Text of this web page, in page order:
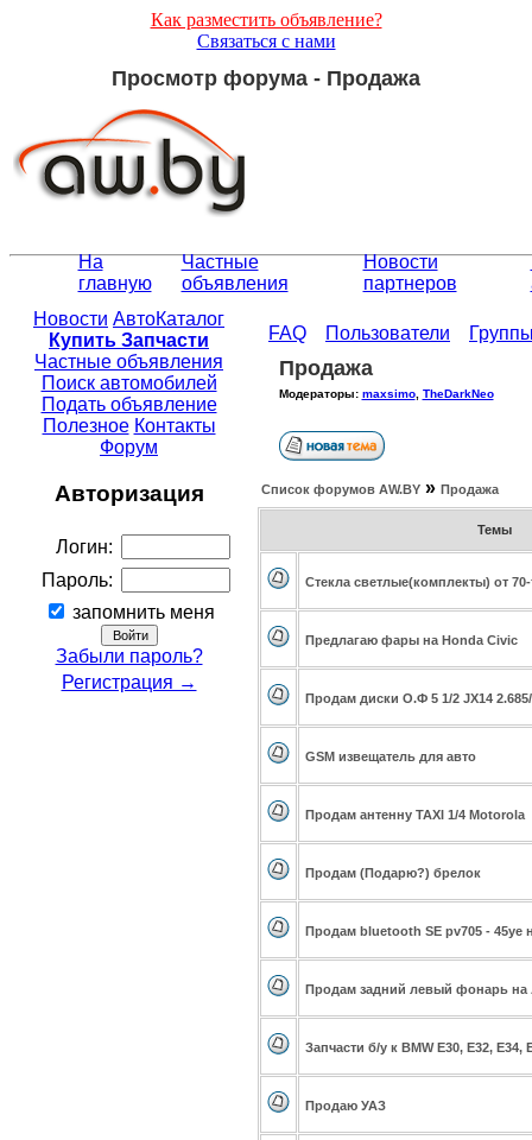
Как разместить объявление?
Связаться с нами
Просмотр форума - Продажа
На
главную
Частные
объявления
Новости
партнеров
Новости АвтоКаталог
Купить Запчасти
Частные объявления
Поиск автомобилей
Подать объявление
Полезное Контакты
Форум
Авторизация
Логин:
Пароль:
запомнить меня
Забыли пароль?
Регистрация →
FAQ Пользователи
Продажа
Модераторы: maxsimo, TheDarkNeo
Список форумов АW.BY » Продажа
Темы
Стекла светлые(комплекты) от
Предлагаю фары на Honda Civic
Продам диски О.Ф 5 1/2 JX14
GSM извещатель для авто
Продам антенну TAXI 1/4 Motorola
Продам (Подарю?) брелок
Продам bluetooth SE pv705 - 45уе
Продам задний левый фонарь на
Запчасти б/у к BMW E30, E32, E34,
Продаю УАЗ